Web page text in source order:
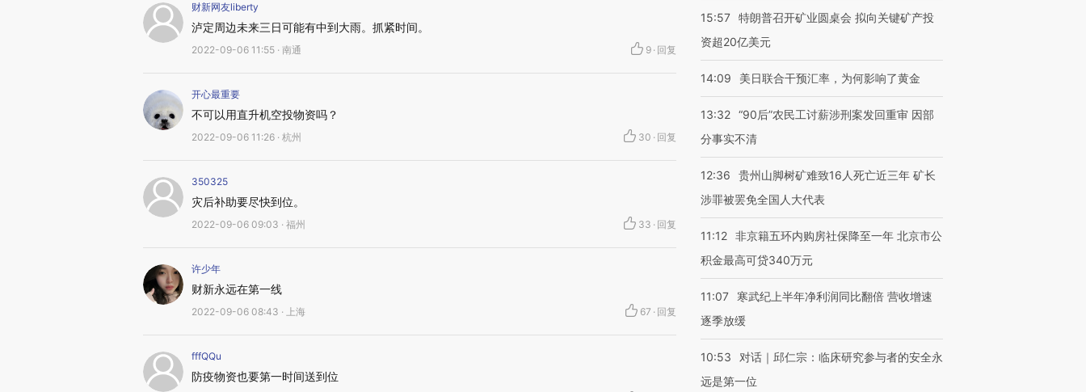
财新网友liberty
泸定周边未来三日可能有中到大雨。抓紧时间。
2022-09-06 11:55 · 南通 9 · 回复
开心最重要
不可以用直升机空投物资吗？
2022-09-06 11:26 · 杭州 30 · 回复
350325
灾后补助要尽快到位。
2022-09-06 09:03 · 福州 33 · 回复
许少年
财新永远在第一线
2022-09-06 08:43 · 上海 67 · 回复
fffQQu
防疫物资也要第一时间送到位
15:57 特朗普召开矿业圆桌会 拟向关键矿产投
资超20亿美元
14:09 美日联合干预汇率，为何影响了黄金
13:32 “90后”农民工讨薪涉刑案发回重审 因部
分事实不清
12:36
贵州山脚树矿难致16人死亡近三年 矿长
涉罪被罢免全国人大代表
11:12 非京籍五环内购房社保降至一年 北京市公
积金最高可贷340万元
11:07
寒武纪上半年净利润同比翻倍 营收增速
逐季放缓
10:53
对话｜邱仁宗：临床研究参与者的安全永
远是第一位